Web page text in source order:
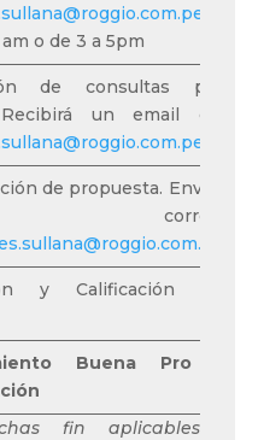
am o de 3 a 5pm
de consultas por
un email de:
de propuesta. Enviar
y Calificación de
Buena Pro –
fin aplicables